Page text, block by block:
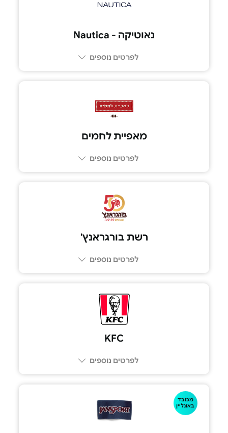
נאוטיקה - Nautica
לפרטים נוספים
מאפיית לחמים
לפרטים נוספים
רשת בורגראנץ'
לפרטים נוספים
KFC
לפרטים נוספים
מכובד
באונליין